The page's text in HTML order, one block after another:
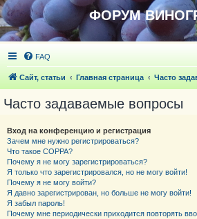
ФОРУМ
FAQ
Сайт, статьи Главная страница Часто
Часто задаваемые вопросы
Вход на конференцию и регистрация
Зачем мне нужно регистрироваться?
Что такое COPPA?
Почему я не могу зарегистрироваться?
Я только что зарегистрировался, но не могу войти!
Почему я не могу войти?
Я давно зарегистрирован, но больше не могу войти!
Я забыл пароль!
Почему мне периодически приходится повторять